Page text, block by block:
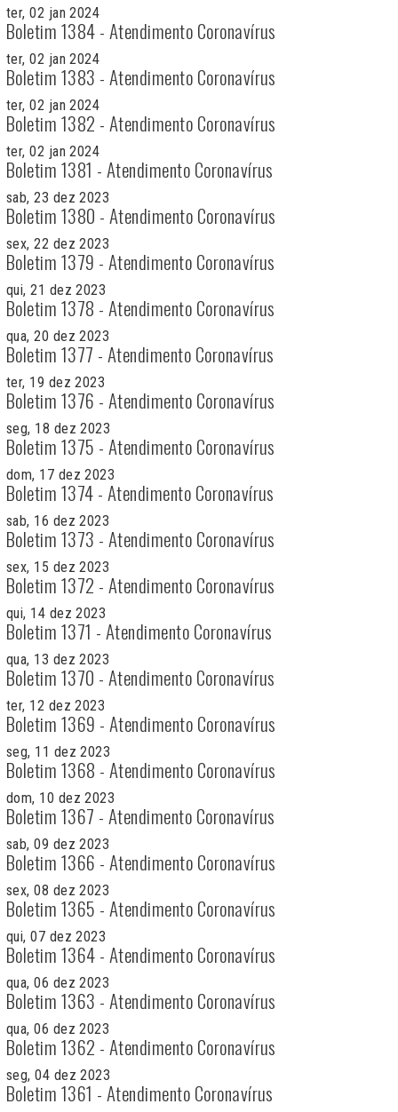
ter, 02 jan 2024
Boletim 1384 - Atendimento Coronavírus
ter, 02 jan 2024
Boletim 1383 - Atendimento Coronavírus
ter, 02 jan 2024
Boletim 1382 - Atendimento Coronavírus
ter, 02 jan 2024
Boletim 1381 - Atendimento Coronavírus
sab, 23 dez 2023
Boletim 1380 - Atendimento Coronavírus
sex, 22 dez 2023
Boletim 1379 - Atendimento Coronavírus
qui, 21 dez 2023
Boletim 1378 - Atendimento Coronavírus
qua, 20 dez 2023
Boletim 1377 - Atendimento Coronavírus
ter, 19 dez 2023
Boletim 1376 - Atendimento Coronavírus
seg, 18 dez 2023
Boletim 1375 - Atendimento Coronavírus
dom, 17 dez 2023
Boletim 1374 - Atendimento Coronavírus
sab, 16 dez 2023
Boletim 1373 - Atendimento Coronavírus
sex, 15 dez 2023
Boletim 1372 - Atendimento Coronavírus
qui, 14 dez 2023
Boletim 1371 - Atendimento Coronavírus
qua, 13 dez 2023
Boletim 1370 - Atendimento Coronavírus
ter, 12 dez 2023
Boletim 1369 - Atendimento Coronavírus
seg, 11 dez 2023
Boletim 1368 - Atendimento Coronavírus
dom, 10 dez 2023
Boletim 1367 - Atendimento Coronavírus
sab, 09 dez 2023
Boletim 1366 - Atendimento Coronavírus
sex, 08 dez 2023
Boletim 1365 - Atendimento Coronavírus
qui, 07 dez 2023
Boletim 1364 - Atendimento Coronavírus
qua, 06 dez 2023
Boletim 1363 - Atendimento Coronavírus
qua, 06 dez 2023
Boletim 1362 - Atendimento Coronavírus
seg, 04 dez 2023
Boletim 1361 - Atendimento Coronavírus